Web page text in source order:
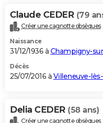
Claude CEDER (79
Créer une cagnotte obsèques
Naissance
31/12/1936 à Champigny-
Décès
25/07/2016 à Villeneuve-
Delia CEDER (58 ans)
Créer une cagnotte obsèques